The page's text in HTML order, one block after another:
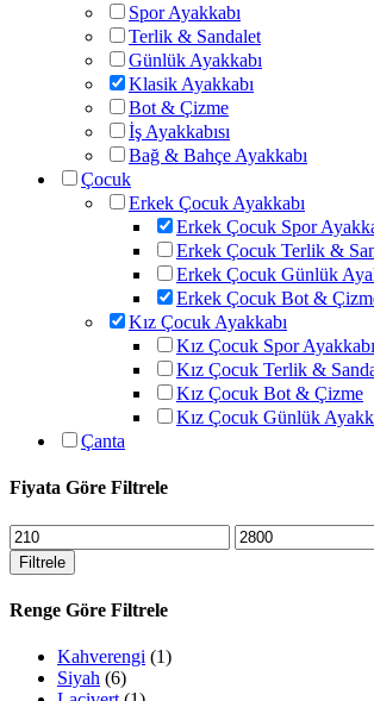
Spor Ayakkabı
Terlik & Sandalet
Günlük Ayakkabı
Klasik Ayakkabı
Bot & Çizme
İş Ayakkabısı
Bağ & Bahçe Ayakkabı
Çocuk
Erkek Çocuk Ayakkabı
Erkek Çocuk Spor
Erkek Çocuk Terlik &
Erkek Çocuk Günlük
Erkek Çocuk Bot &
Kız Çocuk Ayakkabı
Kız Çocuk Spor Ayakkabı
Kız Çocuk Terlik &
Kız Çocuk Bot & Çizme
Kız Çocuk Günlük
Çanta
Fiyata Göre Filtrele
En
düşük
fiyat
En
yüksek
Filtrele
Renge Göre Filtrele
Kahverengi (1)
Siyah (6)